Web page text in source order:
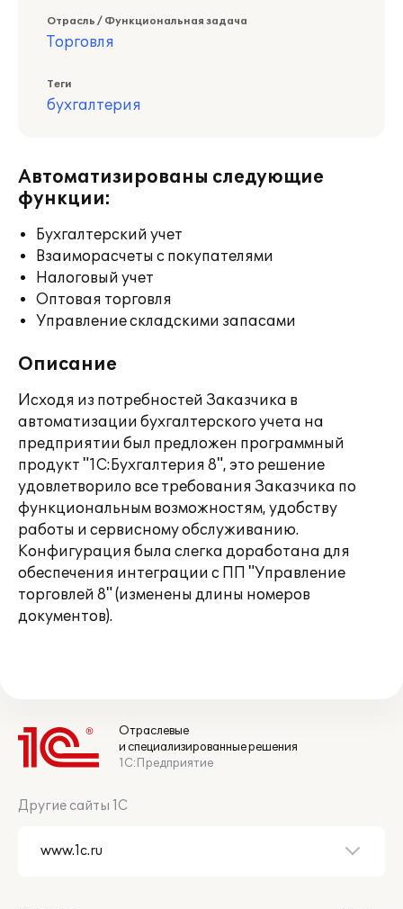
Отрасль / Функциональная задача
Торговля
Теги
бухгалтерия
Автоматизированы следующие
функции:
Бухгалтерский учет
Взаиморасчеты с покупателями
Налоговый учет
Оптовая торговля
Управление складскими запасами
Описание
Исходя из потребностей Заказчика в
автоматизации бухгалтерского учета на
предприятии был предложен программный
продукт "1С:Бухгалтерия 8", это решение
удовлетворило все требования Заказчика по
функциональным возможностям, удобству
работы и сервисному обслуживанию.
Конфигурация была слегка доработана для
обеспечения интеграции с ПП "Управление
торговлей 8" (изменены длины номеров
документов).
Отраслевые
и специализированные решения
1С:Предприятие
Другие сайты 1С